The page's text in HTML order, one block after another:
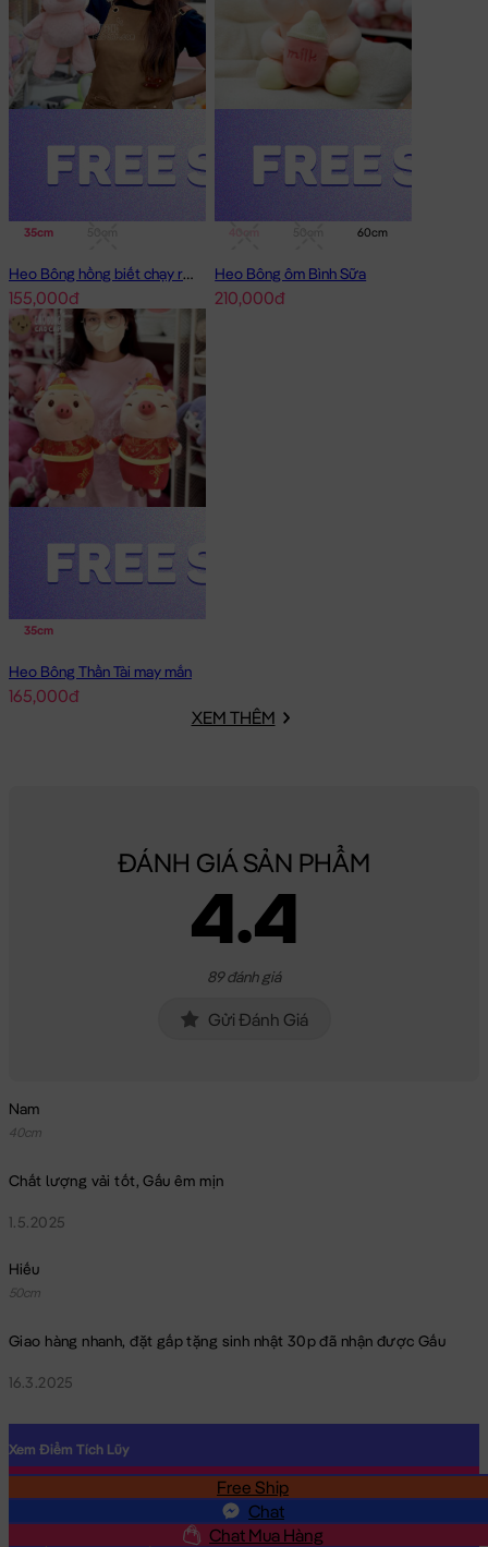
35cm
Heo Bông hồng biết chạy running
155,000đ
60cm
Heo Bông ôm Bình Sữa
210,000đ
35cm
Heo Bông Thần Tài may mắn
165,000đ
XEM THÊM
ĐÁNH GIÁ SẢN PHẨM
4.4
89 đánh giá
Gửi Đánh Giá
Nam
40cm
Chất lượng vải tốt, Gấu êm mịn
1.5.2025
Hiếu
50cm
Giao hàng nhanh, đặt gấp tặng sinh nhật 30p đã nhận được Gấu
16.3.2025
Free Ship
Chat
Chat Mua Hàng
Xem Điểm Tích Lũy